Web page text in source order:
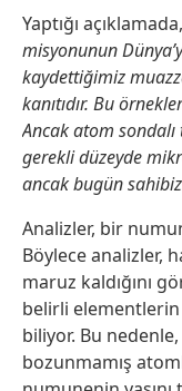
Yaptığı açıklamada,
misyonunun
kaydettiğimiz
kanıtıdır. Bu
Ancak atom
gerekli düzeyde
ancak bugün
Analizler, bir
Böylece analizler,
maruz kaldığını
belirli
biliyor. Bu
bozunmamış